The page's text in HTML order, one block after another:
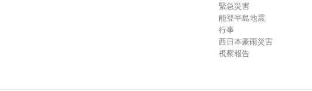
緊急災害
能登半島地震
行事
西日本豪雨災害
視察報告